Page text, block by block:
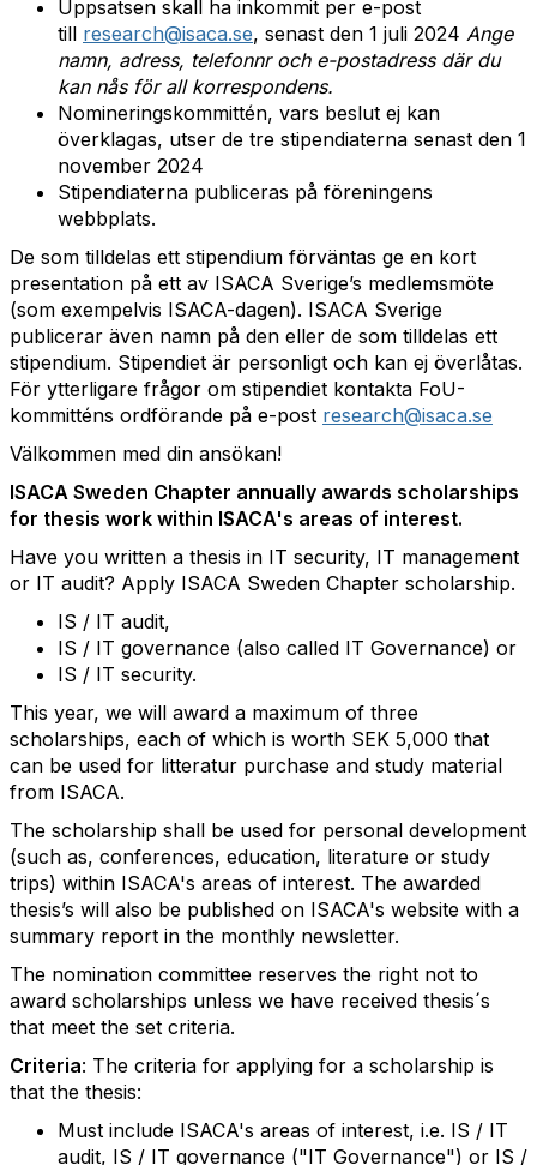
Uppsatsen skall ha inkommit per e-post
till research@isaca.se, senast den 1 juli 2024 Ange
namn, adress, telefonnr och e-postadress där du
kan nås för all korrespondens.
Nomineringskommittén, vars beslut ej kan
överklagas, utser de tre stipendiaterna senast den 1
november 2024
Stipendiaterna publiceras på föreningens
webbplats.
De som tilldelas ett stipendium förväntas ge en kort
presentation på ett av ISACA Sverige’s medlemsmöte
(som exempelvis ISACA-dagen). ISACA Sverige
publicerar även namn på den eller de som tilldelas ett
stipendium. Stipendiet är personligt och kan ej överlåtas.
För ytterligare frågor om stipendiet kontakta FoU-
kommitténs ordförande på e-post research@isaca.se
Välkommen med din ansökan!
ISACA Sweden Chapter annually awards scholarships
for thesis work within ISACA's areas of interest.
Have you written a thesis in IT security, IT management
or IT audit? Apply ISACA Sweden Chapter scholarship.
IS / IT audit,
IS / IT governance (also called IT Governance) or
IS / IT security.
This year, we will award a maximum of three
scholarships, each of which is worth SEK 5,000 that
can be used for litteratur purchase and study material
from ISACA.
The scholarship shall be used for personal development
(such as, conferences, education, literature or study
trips) within ISACA's areas of interest. The awarded
thesis’s will also be published on ISACA's website with a
summary report in the monthly newsletter.
The nomination committee reserves the right not to
award scholarships unless we have received thesis´s
that meet the set criteria.
Criteria: The criteria for applying for a scholarship is
that the thesis:
Must include ISACA's areas of interest, i.e. IS / IT
audit, IS / IT governance ("IT Governance") or IS /